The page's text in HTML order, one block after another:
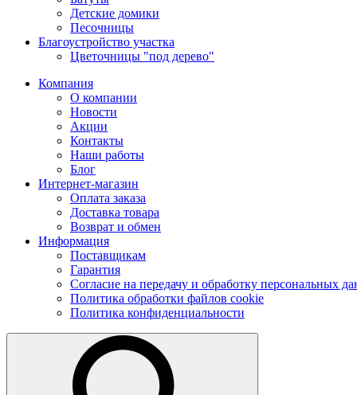
Детские домики
Песочницы
Благоустройство участка
Цветочницы "под дерево"
Компания
О компании
Новости
Акции
Контакты
Наши работы
Блог
Интернет-магазин
Оплата заказа
Доставка товара
Возврат и обмен
Информация
Поставщикам
Гарантия
Согласие на передачу и обработку персональных
Политика обработки файлов cookie
Политика конфиденциальности